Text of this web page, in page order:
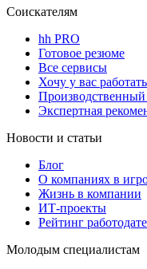
Соискателям
hh PRO
Готовое резюме
Все сервисы
Хочу у вас работать
Производственный
Экспертная
Новости и статьи
Блог
О компаниях в
Жизнь в компании
ИТ-проекты
Рейтинг
Молодым специалистам